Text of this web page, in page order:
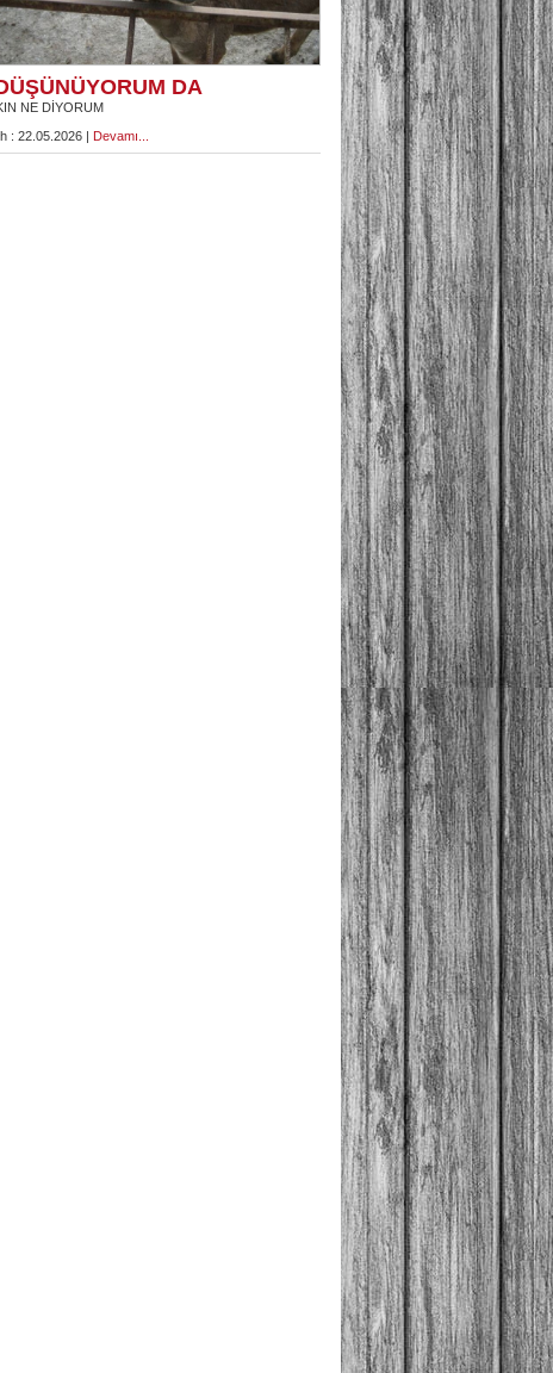
DA
NE DİYORUM
: 22.05.2026 | Devamı...